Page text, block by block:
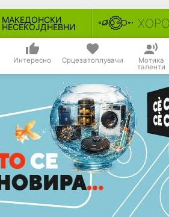
МАКЕДОНСКИ
НЕСЕКОЈДНЕВНИ
Интересно Срцезатоплувачи Мотика
таленти